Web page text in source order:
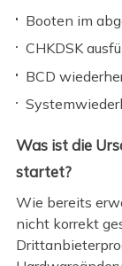
Booten im
CHKDSK
BCD
Was ist die
startet?
Wie bereits
nicht korrekt